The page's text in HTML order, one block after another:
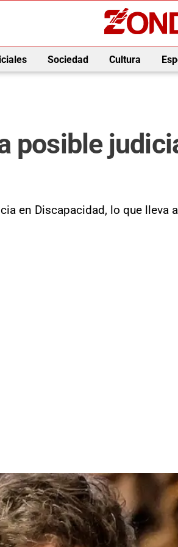
Sociedad Cultura
posible
en Discapacidad, lo que